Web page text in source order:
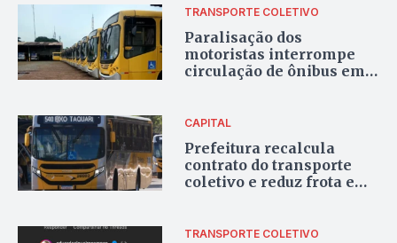
21,8 milhões
TRANSPORTE COLETIVO
Paralisação dos
motoristas interrompe
circulação de ônibus em
CAPITAL
Prefeitura recalcula
contrato do transporte
coletivo e reduz frota e
TRANSPORTE COLETIVO